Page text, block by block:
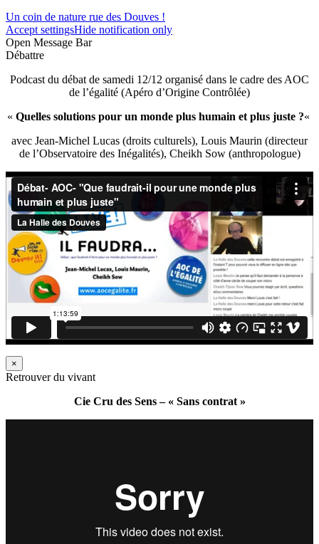
Un coin de nature rue des Douves !
Accept settingsHide notification only
Open Message Bar
Débattre
Podcast du débat de samedi 12/12 organisé dans le cadre des AOC
de l’égalité (Apéro d’Origine Contrôlée)
« Quelles solutions pour un monde plus humain et plus juste ?«
avec Jean-Michel Lucas (droits culturels), Louis Maurin (directeur
de l’Observatoire des Inégalités), Cheikh Sow (anthropologue)
×
Retrouver du vivant
Cie Cru des Sens – « Sans contrat »